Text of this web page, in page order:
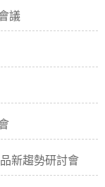
議
新趨勢研討會